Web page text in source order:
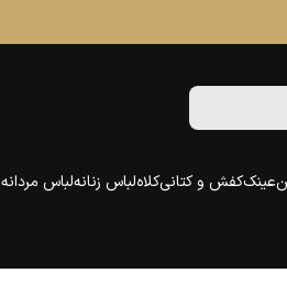
عینککفش و کتانیکلاهلباس زنانهلباس مردانه